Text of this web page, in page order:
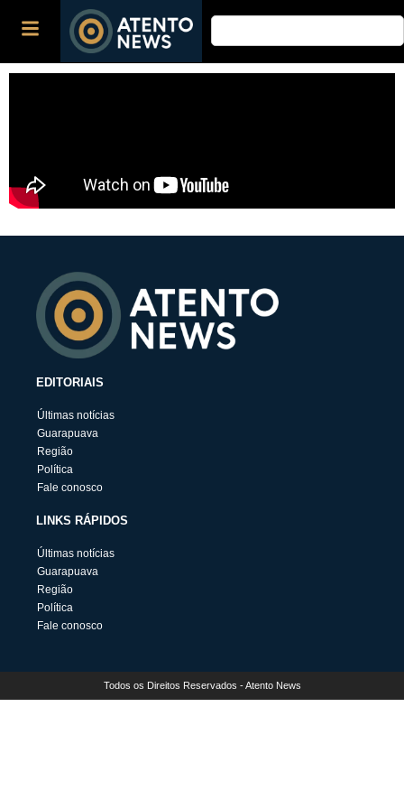
EDITORIAIS
Últimas notícias
Guarapuava
Região
Política
Fale conosco
LINKS RÁPIDOS
Últimas notícias
Guarapuava
Região
Política
Fale conosco
Todos os Direitos Reservados - Atento News